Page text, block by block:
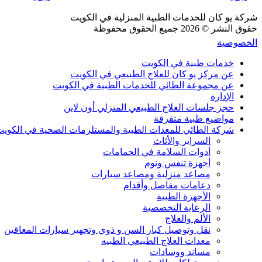
شركة يو كان للخدمات الطبية المنزلية في الكويت
حقوق النشر © 2026 جميع الحقوق محفوظة
الخصوصية
خدمات طبية في الكويت
عن مركز يو كان للعلاج الطبيعي في الكويت
عن مجموعة الطائي للخدمات الطبية في الكويت
الإدارة
حجز جلسات العلاج الطبيعي المنزلي أون لاين
مواضيع طبية متفرقة
شركة الطائي للمعدات الطبية والمستلزمات الصحية في
السراير والأثاث
أدوات السلامة في الحمامات
أجهزة تنفس ونوم
مصاعد منزلية ومصاعد سيارات
دعامات مفاصل وأقدام
الأجهزة الطبية
الرعاية التخصصية
الألم والعلاج
نقل وتوصيل كبار السن و ذوي وتجهيز سيارات المعاقين
معدات العلاج الطبيعي الطبيه
مساند ووسادات